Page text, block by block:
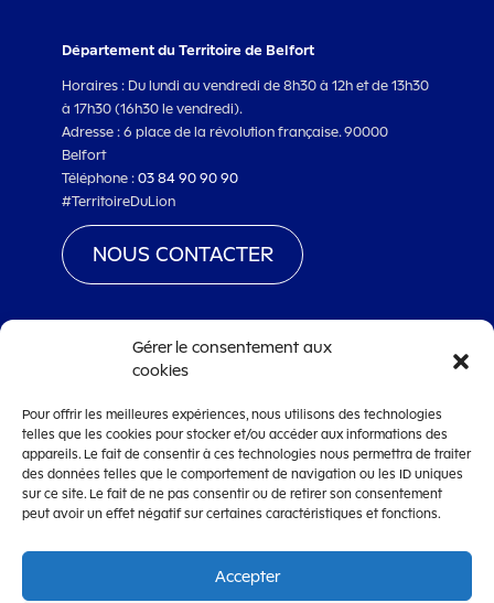
Département du Territoire de Belfort
Horaires : Du lundi au vendredi de 8h30 à 12h et de 13h30
à 17h30 (16h30 le vendredi).
Adresse : 6 place de la révolution française. 90000
Belfort
Téléphone :03 84 90 90 90
#TerritoireDuLion
NOUS CONTACTER
www.territoiredebelfort.fr
Mentions légales
Conditions générales d’utilisation
Accessibilité
Gérer le consentement aux
cookies
Pour offrir les meilleures expériences, nous utilisons des technologies
telles que les cookies pour stocker et/ou accéder aux informations des
appareils. Le fait de consentir à ces technologies nous permettra de traiter
des données telles que le comportement de navigation ou les ID uniques
sur ce site. Le fait de ne pas consentir ou de retirer son consentement
peut avoir un effet négatif sur certaines caractéristiques et fonctions.
Accepter